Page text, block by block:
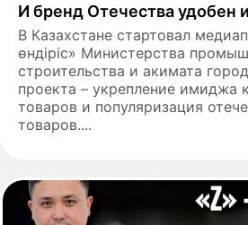
И бренд Отечества удобен
В Казахстане стартовал
өндіріс» Министерства
строительства и акимата
проекта – укрепление имиджа
товаров и популяризация
товаров....